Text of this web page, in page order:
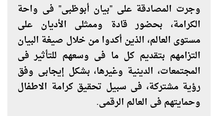
وجرت المصادقة على "بيان أبوظبى" فى واحة
الكرامة، بحضور قادة وممثلى الأديان على
مستوى العالم، الذين أكدوا من خلال صيغة البيان
التزامهم بتقديم كل ما فى وسعهم للتأثير فى
المجتمعات، الدينية وغيرها، بشكل إيجابى وفق
رؤية مشتركة، فى سبيل تحقيق كرامة الاطفال
وحمايتهم فى العالم الرقمى.